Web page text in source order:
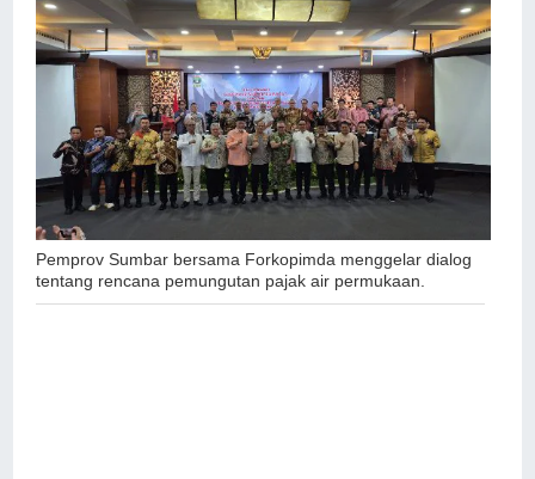
Pemprov Sumbar bersama Forkopimda menggelar dialog
tentang rencana pemungutan pajak air permukaan.